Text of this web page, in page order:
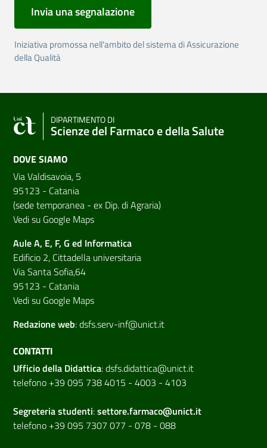
Invia una segnalazione
Iniziativa promossa nell'ambito del sistema di Assicurazione
della Qualità
DIPARTIMENTO DI
Scienze del Farmaco e della Salute
DOVE SIAMO
Via Valdisavoia, 5
95123 - Catania
(sede temporanea - ex Dip. di Agraria)
Vedi su Google Maps
Aule A, E, F, G ed Informatica
Edificio 2, Cittadella universitaria
Via Santa Sofia,64
95123 - Catania
Vedi su Google Maps
Redazione web:dsfs.serv-inf@unict.it
CONTATTI
Ufficio della Didattica:dsfs.didattica@unict.it
telefono +39 095 738 4015 - 4003 - 4103
Segreteria studenti:settore.farmaco@unict.it
telefono +39 095 7307 077 - 078 - 088